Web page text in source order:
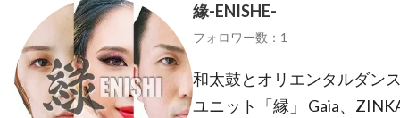
緣-ENISHE-
フォロワー数：1
和太鼓とオリエンタルダン
ユニット「縁」 Gaia、